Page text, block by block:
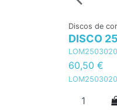
Discos de
DISCO
LOM2503020
60,50 €